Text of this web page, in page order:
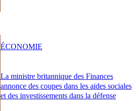
La ministre britannique des Finances
annonce des coupes dans les aides sociales
et des investissements dans la défense
ÉCONOMIE